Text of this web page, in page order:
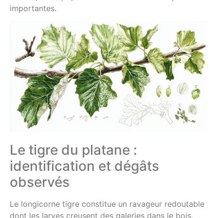
importantes.
Le tigre du platane :
identification et dégâts
observés
Le longicorne tigre constitue un ravageur redoutable
dont les larves creusent des galeries dans le bois,